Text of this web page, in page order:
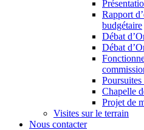
Rapport
budgétaire
Débat
Débat
Chapelle
Projet de
Visites sur le terrain
Nous contacter